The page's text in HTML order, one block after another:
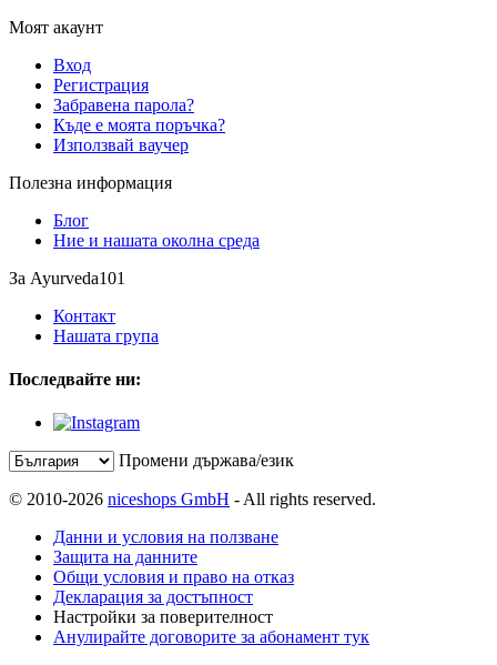
Моят акаунт
Вход
Регистрация
Забравена парола?
Къде е моята поръчка?
Използвай ваучер
Полезна информация
Блог
Ние и нашата околна среда
За Ayurveda101
Контакт
Нашата група
Последвайте ни:
Промени държава/език
© 2010-2026 niceshops GmbH - All rights reserved.
Данни и условия на ползване
Защита на данните
Общи условия и право на отказ
Декларация за достъпност
Настройки за поверителност
Анулирайте договорите за абонамент тук